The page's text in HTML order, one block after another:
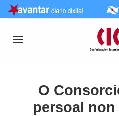
O
persoal